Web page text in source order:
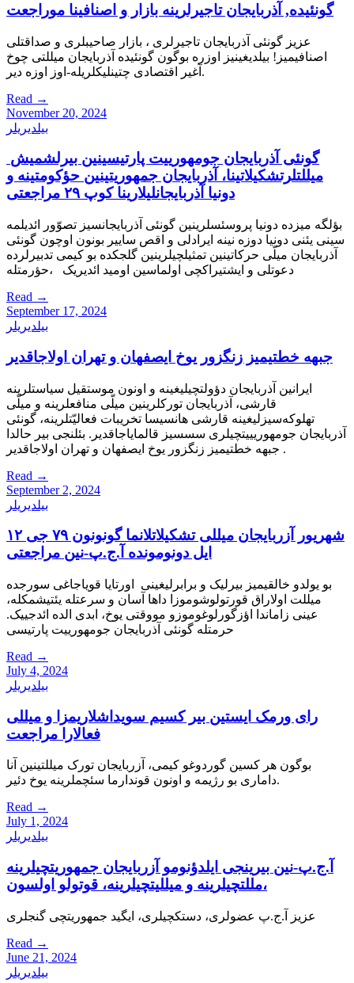
گونئیده, آذربایجان تاجیرلرینه بازار و اصنافینا موراجعت
عزیز گونئی آذربایجان تاجیرلری ، بازار صاحیبلری و صداقتلی
اصنافیمیز! بیلدیغینیز اوزره بوگون گونئیده آذربایجان میللتی چوخ
آغیر اقتصادی چتینلیکلریله-اوز اوزه دیر.
Read →
November 20, 2024
بیلدیریلر
میللتلرتشکیلاتینا، آذربایجان جمهوریتینین حؤکومتینه و
دونیا آذربایجانلیلارینا کوپ ۲۹ مراجعتی
بؤلگه میزده دونیا پروسئسلرینین گونئی آذربایجانسیز تصوّور ائدیلمه
سینی یئنی دونیا دوزه نینه ایرادلی و اقص ساییر بونون اوچون گونئی
آذربایجان میلّی حرکاتینین تمثیلچیلرینین گلجکده بو کیمی تدبیرلرده
دعوتلی و ایشتیراکچی اولماسین اومید ائدیریک ،حؤرمتله
Read →
September 17, 2024
بیلدیریلر
جبهه خطتیمیز زنگزور یوخ ایصفهان و تهران اولاجاقدیر
ایرانین آذربایجان دؤولتچیلیغینه و اونون موستقیل سیاستلرینه
قارشی، آذربایجان تورکلرینین میلّی منافعلرینه و میلّی
تهلوکه‌‌سیزلیغینه قارشی هانسیسا تخریبات فعالیّتلرینه، گونئی
آذربایجان جومهوریییتچیلری سسسیز قالمایاجاقدیر. بئلنجی بیر حالدا
جبهه خطتیمیز زنگزور یوخ ایصفهان و تهران اولاجاقدیر .
Read →
September 2, 2024
بیلدیریلر
۱۲ شهریور آزربایجان میللی تشکیلاتلانما گونونون ۷۹ جی
ایل دونومونده آ.ج.پ-نین مراجعتی
بو یولدو خالقیمیز بیرلیک و برابرلیغینی اورتایا قویاجاغی سورجده
میللت اولاراق قورتولوشوموزا داها آسان و سرعتله یئتیشمکله،
عینی زاماندا اؤزگورلوغوموزو مووقتی یوخ، ابدی الده ائدجییک.
حرمتله گونئی آذربایجان جومهورییت پارتیسی
Read →
July 4, 2024
بیلدیریلر
رای ورمک ایستین بیر کسیم سویداشلاریمزا و میللی
فعالارا مراجعت
بوگون هر کسین گوردوغو کیمی، آزربایجان تورک میللتینین آنا
داماری بو رژیمه و اونون قوندارما سئچملرینه یوخ دئیر.
Read →
July 1, 2024
بیلدیریلر
آ.ج.پ-نین بیرینجی ایلدؤنومو آزربایجان جمهوریتچیلرینه
،مللتچیلرینه و میللیتچیلرینه، قوتولو اولسون
عزیز آ.ج.پ عضولری، دستکچیلری، ایگید جمهوریتچی گنجلری
Read →
June 21, 2024
بیلدیریلر